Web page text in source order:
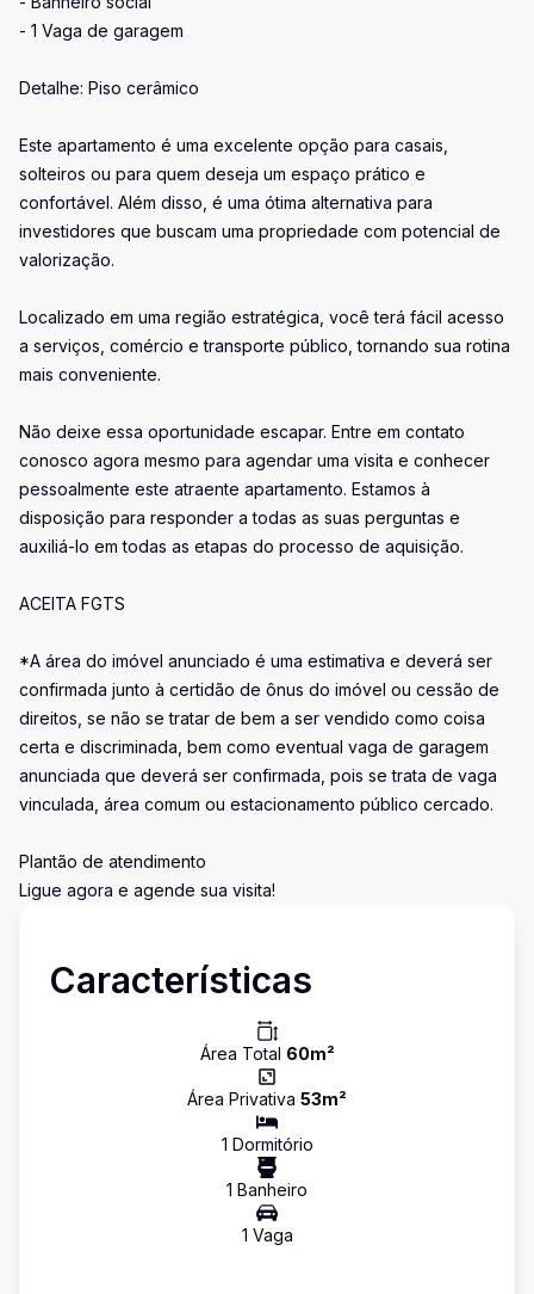
- 1 Vaga de garagem
Detalhe: Piso cerâmico
Este apartamento é uma excelente opção para casais,
solteiros ou para quem deseja um espaço prático e
confortável. Além disso, é uma ótima alternativa para
investidores que buscam uma propriedade com potencial de
valorização.
Localizado em uma região estratégica, você terá fácil acesso
a serviços, comércio e transporte público, tornando sua rotina
mais conveniente.
Não deixe essa oportunidade escapar. Entre em contato
conosco agora mesmo para agendar uma visita e conhecer
pessoalmente este atraente apartamento. Estamos à
disposição para responder a todas as suas perguntas e
auxiliá-lo em todas as etapas do processo de aquisição.
ACEITA FGTS
*A área do imóvel anunciado é uma estimativa e deverá ser
confirmada junto à certidão de ônus do imóvel ou cessão de
direitos, se não se tratar de bem a ser vendido como coisa
certa e discriminada, bem como eventual vaga de garagem
anunciada que deverá ser confirmada, pois se trata de vaga
vinculada, área comum ou estacionamento público cercado.
Plantão de atendimento
Ligue agora e agende sua visita!
Características
Área Total 60m²
Área Privativa 53m²
1 Dormitório
1 Banheiro
1 Vaga